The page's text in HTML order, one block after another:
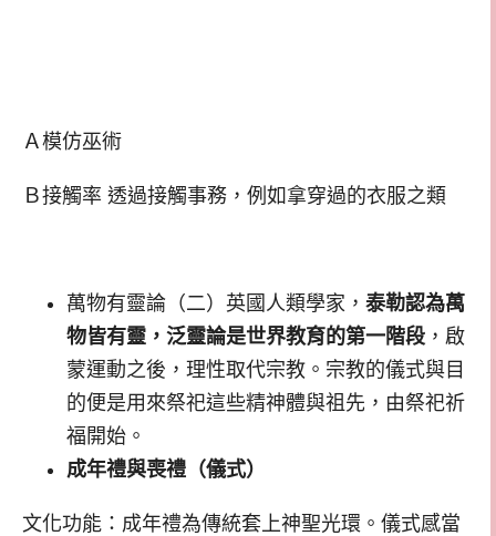
Ａ模仿巫術
Ｂ接觸率 透過接觸事務，例如拿穿過的衣服之類
萬物有靈論（二）英國人類學家， 泰勒認為萬
物皆有靈，泛靈論是世界教育的第一階段 ，啟
蒙運動之後，理性取代宗教。宗教的儀式與目
的便是用來祭祀這些精神體與祖先，由祭祀祈
福開始。
成年禮與喪禮（儀式）
文化功能：成年禮為傳統套上神聖光環。儀式感當